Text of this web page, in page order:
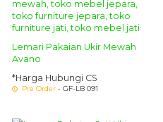
Lemari Pakaian Ukir Mewah
Avano
*Harga Hubungi CS
Pre Order - GF-LB 091